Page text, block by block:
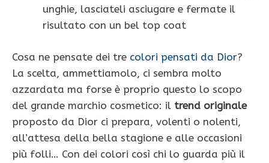
unghie, lasciateli asciugare e fermate il
risultato con un bel top coat
Cosa ne pensate dei tre colori pensati da Dior?
La scelta, ammettiamolo, ci sembra molto
azzardata ma forse è proprio questo lo scopo
del grande marchio cosmetico: il trend originale
proposto da Dior ci prepara, volenti o nolenti,
all’attesa della bella stagione e alle occasioni
più folli… Con dei colori così chi lo guarda più il